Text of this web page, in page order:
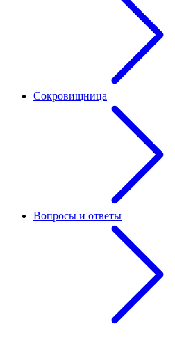
Сокровищница
Вопросы и ответы